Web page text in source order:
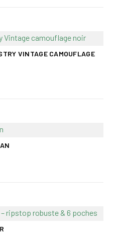
VINTAGE CAMOUFLAGE